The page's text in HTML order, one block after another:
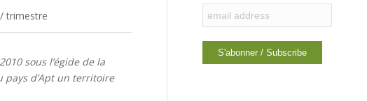
trimestre
sous l’égide de la
d’Apt un territoire